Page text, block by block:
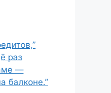
раз
—
балконе.”